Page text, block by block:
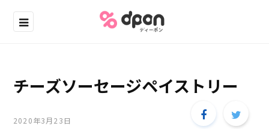
チーズソーセージペイストリー
2020年3月23日